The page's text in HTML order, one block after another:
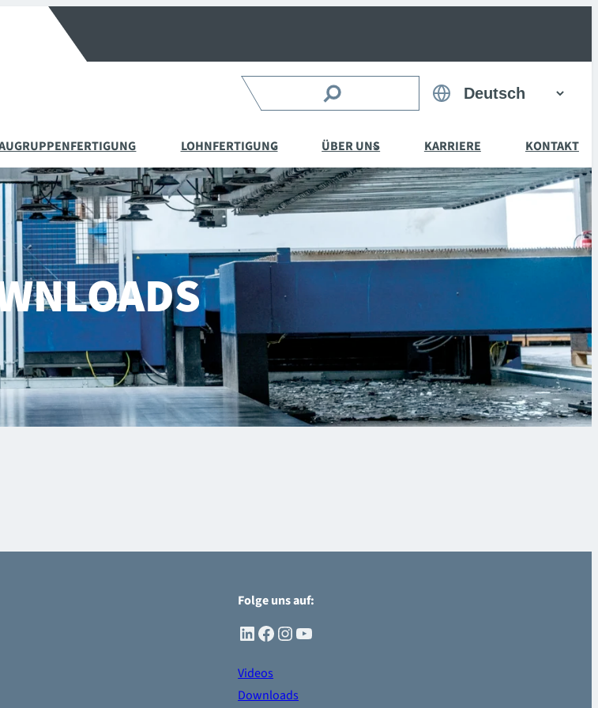
Sprache
LOHNFERTIGUNG ÜBER UNS KARRIERE KONTAKT
Folge uns auf:
LinkedIn Facebook InstagramYouTube
Videos
Downloads